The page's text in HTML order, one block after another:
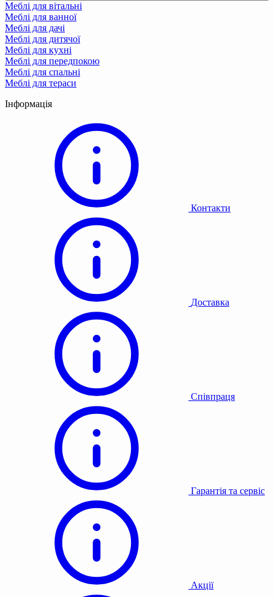
Меблі для вітальні
Меблі для ванної
Меблі для дачі
Меблі для дитячої
Меблі для кухні
Меблі для передпокою
Меблі для спальні
Меблі для тераси
Інформація
Контакти
Доставка
Співпраця
Гарантія та сервіс
Акції